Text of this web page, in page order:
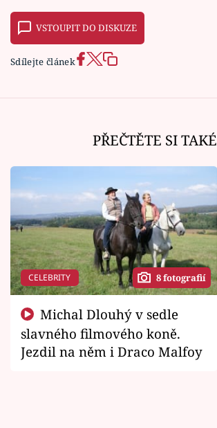
VSTOUPIT DO DISKUZE
Sdílejte článek
PŘEČTĚTE SI TAKÉ
CELEBRITY 8 fotografií
slavného filmového koně.
Jezdil na něm i Draco Malfoy